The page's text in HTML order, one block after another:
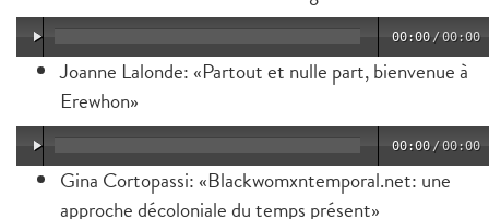
00:00 /00:00
Joanne Lalonde: «Partout et nulle part, bienvenue à
Erewhon»
00:00 /00:00
Gina Cortopassi: «Blackwomxntemporal.net: une
approche décoloniale du temps présent»